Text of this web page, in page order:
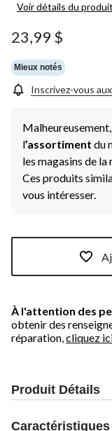
pour
page.
Voir détails du produit
23,99 $
Mieux notés
Inscrivez-vous
l’assortiment du
les magasins de la
Ces produits
vous intéresser.
À l'attention des
obtenir des
réparation,cliquez
Produit Détails
Caractéristiques